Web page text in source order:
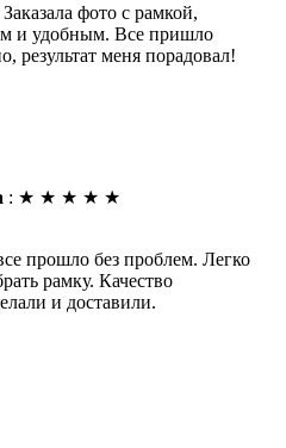
фото с рамкой,
и удобным. Все пришло
результат меня порадовал!
: ★ ★ ★ ★ ★
прошло без проблем. Легко
рамку. Качество
и доставили.